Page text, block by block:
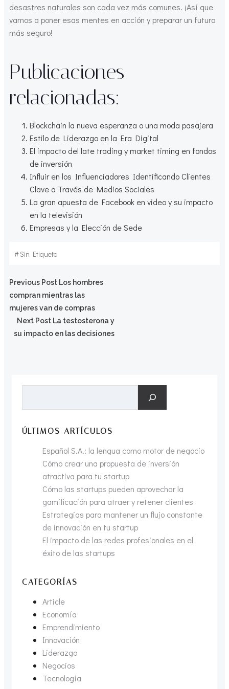
desastres naturales son cada vez más comunes. ¡Así que
vamos a poner esas mentes en acción y preparar un futuro
más seguro!
Publicaciones
relacionadas:
Blockchain la nueva esperanza o una moda pasajera
Estilo de Liderazgo en la Era Digital
El impacto del late trading y market timing en fondos
de inversión
Influir en los Influenciadores Identificando Clientes
Clave a Través de Medios Sociales
La gran apuesta de Facebook en video y su impacto
en la televisión
Empresas y la Elección de Sede
#Sin Etiqueta
Navegación
por
las
Previous Post Los hombres
compran mientras las
mujeres van de compras
Navegación
las
entradas
Next Post La testosterona y
su impacto en las decisiones
ÚLTIMOS ARTÍCULOS
Español S.A.: la lengua como motor de negocio
Cómo crear una propuesta de inversión
atractiva para tu startup
Cómo las startups pueden aprovechar la
gamificación para atraer y retener clientes
Estrategias para mantener un flujo constante
de innovación en tu startup
El impacto de las redes profesionales en el
éxito de las startups
CATEGORÍAS
Article
Economía
Emprendimiento
Innovación
Liderazgo
Negocios
Tecnología